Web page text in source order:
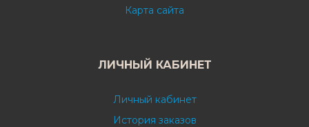
Карта сайта
ЛИЧНЫЙ КАБИНЕТ
Личный кабинет
История заказов